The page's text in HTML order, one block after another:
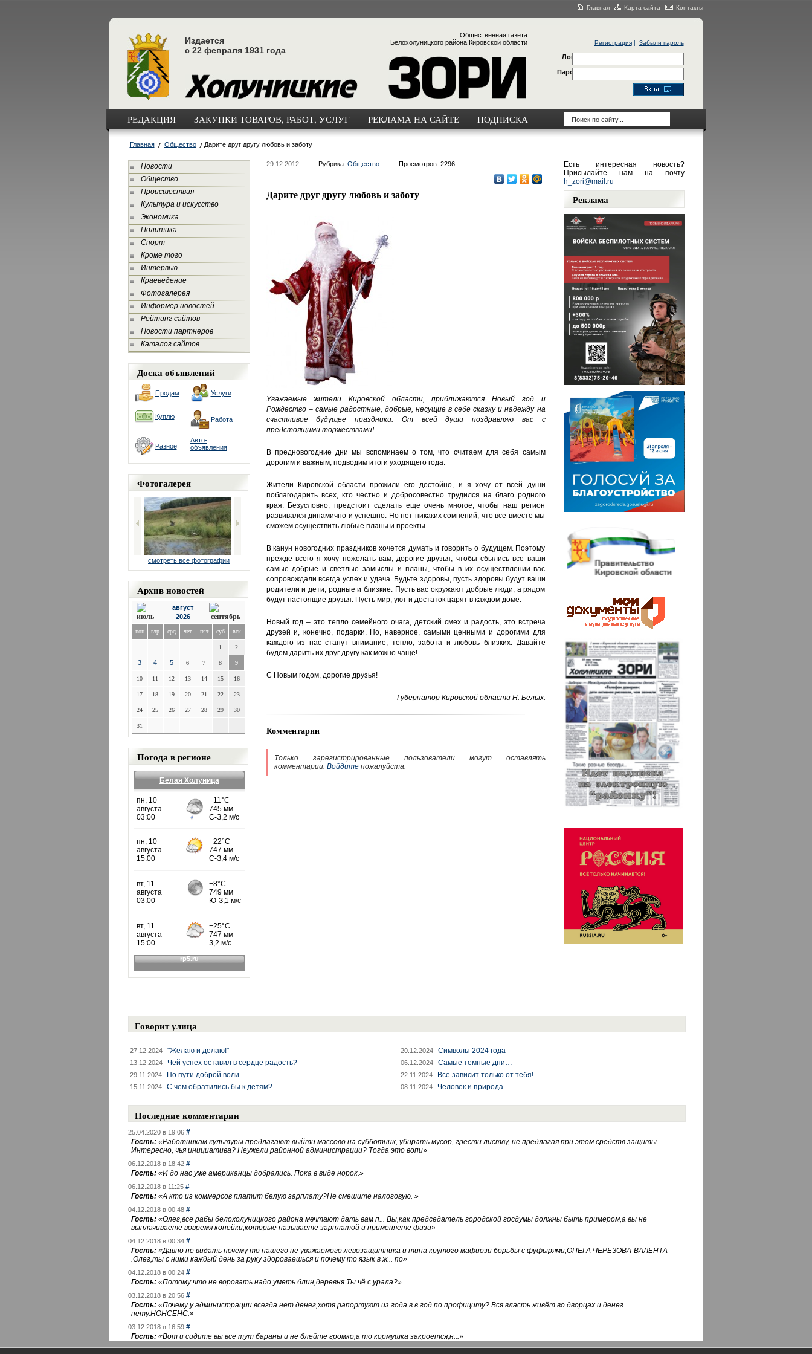
Главная Карта сайта Контакты
Издается
с 22 февраля 1931 года
Общественная газета
Белохолуницкого района Кировской области
Регистрация| Забыли пароль
Логин
Пароль
РЕДАКЦИЯ ЗАКУПКИ ТОВАРОВ, РАБОТ, УСЛУГ РЕКЛАМА НА САЙТЕ ПОДПИСКА
Главная Общество Дарите друг другу любовь и заботу
Новости
Общество
Происшествия
Культура и искусство
Экономика
Политика
Спорт
Кроме того
Интервью
Краеведение
Фотогалерея
Информер новостей
Рейтинг сайтов
Новости партнеров
Каталог сайтов
Доска объявлений
Продам Услуги
Куплю Работа
Разное
Авто-
объявления
Фотогалерея
смотреть все фотографии
Архив новостей
август
2026
пон втр срд чет пят суб вск
1 2
3 4 5 6 7 8 9
10 11 12 13 14 15 16
17 18 19 20 21 22 23
24 25 26 27 28 29 30
31
Погода в регионе
Белая Холуница
29.12.2012 Рубрика: Общество Просмотров: 2296
Дарите друг другу любовь и заботу
Уважаемые жители Кировской области, приближаются Новый год и
Рождество – самые радостные, добрые, несущие в себе сказку и надежду на
счастливое будущее праздники. От всей души поздравляю вас с
предстоящими торжествами!
В предновогодние дни мы вспоминаем о том, что считаем для себя самым
дорогим и важным, подводим итоги уходящего года.
Жители Кировской области прожили его достойно, и я хочу от всей души
поблагодарить всех, кто честно и добросовестно трудился на благо родного
края. Безусловно, предстоит сделать еще очень многое, чтобы наш регион
развивался динамично и успешно. Но нет никаких сомнений, что все вместе мы
сможем осуществить любые планы и проекты.
В канун новогодних праздников хочется думать и говорить о будущем. Поэтому
прежде всего я хочу пожелать вам, дорогие друзья, чтобы сбылись все ваши
самые добрые и светлые замыслы и планы, чтобы в их осуществлении вас
сопровождали всегда успех и удача. Будьте здоровы, пусть здоровы будут ваши
родители и дети, родные и близкие. Пусть вас окружают добрые люди, а рядом
будут настоящие друзья. Пусть мир, уют и достаток царят в каждом доме.
Новый год – это тепло семейного очага, детский смех и радость, это встреча
друзей и, конечно, подарки. Но, наверное, самыми ценными и дорогими для
каждого из нас станут внимание, тепло, забота и любовь близких. Давайте
будем дарить их друг другу как можно чаще!
С Новым годом, дорогие друзья!
Губернатор Кировской области Н. Белых.
Комментарии
Только зарегистрированные пользователи могут оставлять
комментарии. Войдитепожалуйста.
Есть интересная новость?
Присылайте нам на почту
h_zori@mail.ru
Реклама
Говорит улица
27.12.2024 "Желаю и делаю!" 20.12.2024 Символы 2024 года
13.12.2024 Чей успех оставил в сердце радость? 06.12.2024 Самые темные дни…
29.11.2024 По пути доброй воли 22.11.2024 Все зависит только от тебя!
15.11.2024 С чем обратились бы к детям? 08.11.2024 Человек и природа
Последние комментарии
25.04.2020 в 19:06 #
Гость: «Работникам культуры предлагают выйти массово на субботник, убирать мусор, грести листву, не предлагая при этом средств защиты.
Интересно, чья инициатива? Неужели районной администрации? Тогда это вопи»
06.12.2018 в 18:42 #
Гость: «И до нас уже американцы добрались. Пока в виде норок.»
06.12.2018 в 11:25 #
Гость: «А кто из коммерсов платит белую зарплату?Не смешите налоговую. »
04.12.2018 в 00:48 #
Гость: «Олег,все рабы белохолуницкого района мечтают дать вам п... Вы,как председатель городской госдумы должны быть примером,а вы не
выплачиваете вовремя копейки,которые называете зарплатой и применяете физи»
04.12.2018 в 00:34 #
Гость: «Давно не видать почему то нашего не уважаемого левозащитника и типа крутого мафиози борьбы с фуфырями,ОПЕГА ЧЕРЕЗОВА-ВАЛЕНТА
.Олег,ты с ними каждый день за руку здороваешься и почему то язык в ж... по»
04.12.2018 в 00:24 #
Гость: «Потому что не воровать надо уметь блин,деревня.Ты чё с урала?»
03.12.2018 в 20:56 #
Гость: «Почему у администрации всегда нет денег,хотя рапортуют из года в в год по профициту? Вся власть живёт во дворцах и денег
нету.НОНСЕНС.»
03.12.2018 в 16:59 #
Гость: «Вот и сидите вы все тут бараны и не блейте громко,а то кормушка закроется,н...»